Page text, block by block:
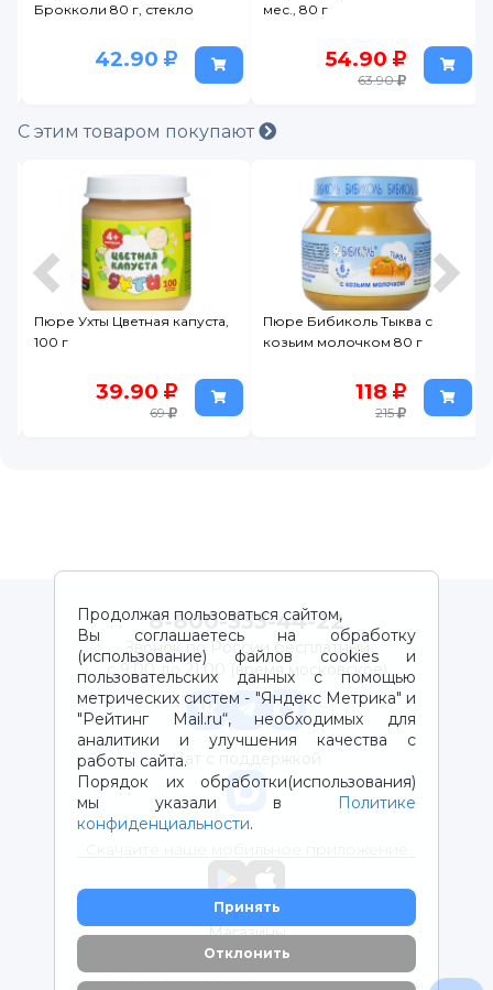
Брокколи 80 г, стекло
42.90
мес., 80 г
54.90
63.90
С этим товаром покупают
Пюре Ухты Цветная капуста,
100 г
39.90
69
Пюре Бибиколь Тыква с
козьим молочком 80 г
118
215
Продолжая пользоваться сайтом,
Вы соглашаетесь на обработку
(использование) файлов cookies и
пользовательских данных с помощью
метрических систем - "Яндекс Метрика" и
"Рейтинг Mail.ru“, необходимых для
аналитики и улучшения качества с
работы сайта.
Порядок их обработки(использования)
мы указали в
Политике
конфиденциальности.
Принять
Отклонить
8-800-333-44-22
Звонок по России бесплатный
с 9:00 до 21:00 (время московское)
Чат с поддержкой
Магазины
2012-2026 © ООО "ВОТОНЯ". Детские товары с доставкой